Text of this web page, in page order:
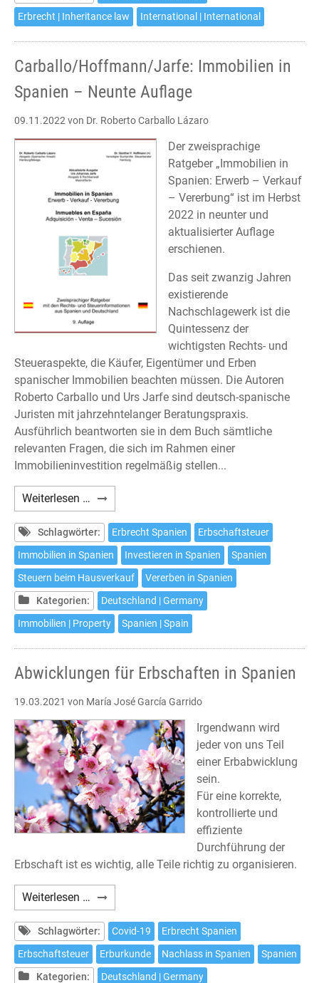
Erbrecht | Inheritance law
International | International
Carballo/Hoffmann/Jarfe: Immobilien in
Spanien – Neunte Auflage
09.11.2022 von Dr. Roberto Carballo Lázaro
Der zweisprachige
Ratgeber „Immobilien in
Spanien: Erwerb – Verkauf
– Vererbung“ ist im Herbst
2022 in neunter und
aktualisierter Auflage
erschienen.
Das seit zwanzig Jahren
existierende
Nachschlagewerk ist die
Quintessenz der
wichtigsten Rechts- und
Steueraspekte, die Käufer, Eigentümer und Erben
spanischer Immobilien beachten müssen. Die Autoren
Roberto Carballo und Urs Jarfe sind deutsch-spanische
Juristen mit jahrzehntelanger Beratungspraxis.
Ausführlich beantworten sie in dem Buch sämtliche
relevanten Fragen, die sich im Rahmen einer
Immobilieninvestition regelmäßig stellen...
Weiterlesen … Carballo/Hoffmann/Jarfe:
Immobilien
in
Spanien
–
Neunte
Auflage
Schlagwörter: Erbrecht Spanien
Erbschaftsteuer
Immobilien in Spanien
Investieren in Spanien
Spanien
Steuern beim Hausverkauf
Vererben in Spanien
Kategorien:
Deutschland | Germany
Immobilien | Property
Spanien | Spain
Abwicklungen für Erbschaften in Spanien
19.03.2021 von María José García Garrido
Irgendwann wird
jeder von uns Teil
einer Erbabwicklung
sein.
Für eine korrekte,
kontrollierte und
effiziente
Durchführung der
Erbschaft ist es wichtig, alle Teile richtig zu organisieren.
Weiterlesen … Abwicklungen
für
Erbschaften
in
Spanien
Schlagwörter: Covid-19
Erbrecht Spanien
Erbschaftsteuer
Erburkunde Nachlass in Spanien
Spanien
Kategorien:
Deutschland | Germany